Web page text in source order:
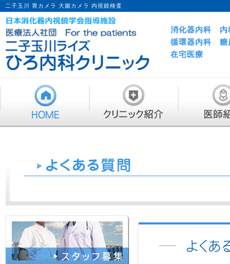
二子玉川 胃カメラ 大腸カメラ 内視鏡検査
消化器内科 内
循環器内科 糖
在宅医療